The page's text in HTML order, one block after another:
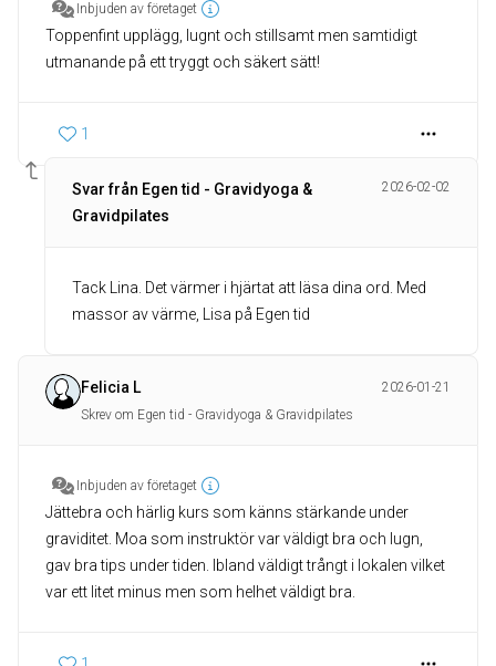
Inbjuden av företaget
Toppenfint upplägg, lugnt och stillsamt men samtidigt
utmanande på ett tryggt och säkert sätt!
1
Svar från Egen tid - Gravidyoga &
Gravidpilates
2026-02-02
Tack Lina. Det värmer i hjärtat att läsa dina ord. Med
massor av värme, Lisa på Egen tid
Felicia L
2026-01-21
Skrev om Egen tid - Gravidyoga & Gravidpilates
Inbjuden av företaget
Jättebra och härlig kurs som känns stärkande under
graviditet. Moa som instruktör var väldigt bra och lugn,
gav bra tips under tiden. Ibland väldigt trångt i lokalen vilket
var ett litet minus men som helhet väldigt bra.